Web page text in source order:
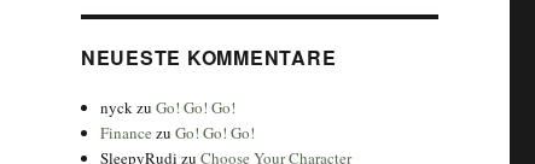
NEUESTE KOMMENTARE
nyckzuGo! Go! Go!
Finance zuGo! Go! Go!
SleepyRudi zuChoose Your Character